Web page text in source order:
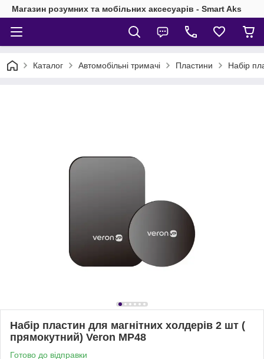
Магазин розумних та мобільних аксесуарів - Smart Aks
Каталог Автомобільні тримачі Пластини Набір
Набір пластин для магнітних холдерів 2 шт (
прямокутний) Veron MP48
Готово до відправки